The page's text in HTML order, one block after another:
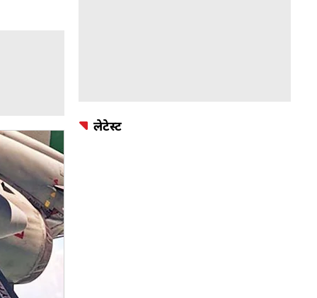
लेटेस्ट